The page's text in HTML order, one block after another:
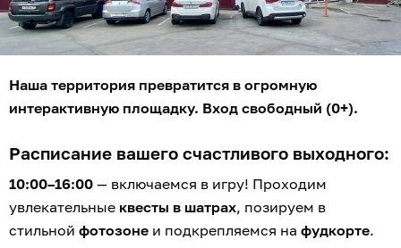
Наша территория превратится в огромную
интерактивную площадку. Вход свободный (0+).
Расписание вашего счастливого выходного:
10:00–16:00 — включаемся в игру! Проходим
увлекательные квесты в шатрах, позируем в
стильной фотозоне и подкрепляемся на фудкорте.